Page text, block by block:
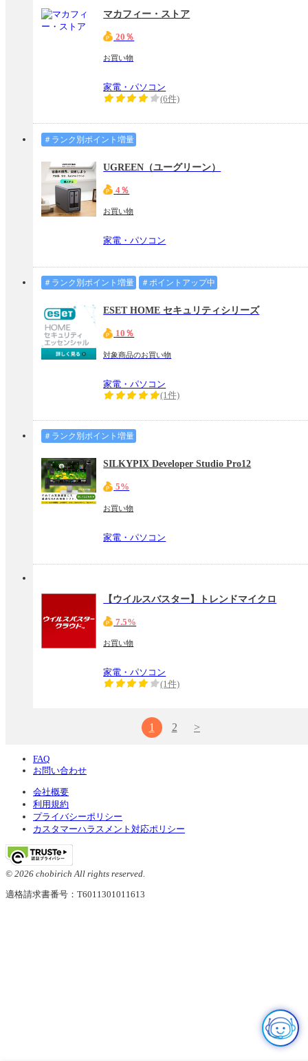
マカフィー・ストア
20％
お買い物
家電・パソコン
(6件)
＃ランク別ポイント増量
UGREEN（ユーグリーン）
4％
お買い物
家電・パソコン
＃ランク別ポイント増量 ＃ポイントアップ中
ESET HOME セキュリティシリーズ
10％
対象商品のお買い物
家電・パソコン
(1件)
＃ランク別ポイント増量
SILKYPIX Developer Studio Pro12
5%
お買い物
家電・パソコン
【ウイルスバスター】トレンドマイクロ
7.5%
お買い物
家電・パソコン
(1件)
1 2 >
FAQ
お問い合わせ
会社概要
利用規約
プライバシーポリシー
カスタマーハラスメント対応ポリシー
© 2026 chobirich All rights reserved.
適格請求書番号：T6011301011613